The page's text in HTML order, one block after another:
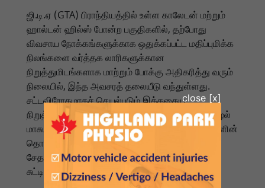
ஜி.டி.ஏ (GTA) பிராந்தியத்தில் உள்ள காலேடன் மற்றும்
ஹால்டன் ஹில்ஸ் போன்ற பகுதிகளில், தற்போது
விவசாய நோக்கங்களுக்காக ஒதுக்கப்பட்ட மதிப்புமிக்க
நிலங்களை வர்த்தக லாரிகளுக்கான
நிறுத்துமிடங்களாக மாற்றும் போக்கு அதிகரித்து வரும்
நிலையில், இந்த அவசரத் தலையீடு வந்துள்ளது.
சட்டவிரோதமாகச் செயல்படும் இத்தகைய
நிறுத்துமிடங்கள் மண்ணில் கடுமையான சுற்றுச்சூழல்
மாசுபாட்டை ஏற்படுத்துவதாகவும், பெரிய வாகனங்களின்
தொடர்ச்சியான சேவை கிராமப்புறச் சாலைகளைச்
சேதப்படுத்துவதாகவும் அதிகாரிகள்
சுட்டிக்காட்டுகின்றனர்.